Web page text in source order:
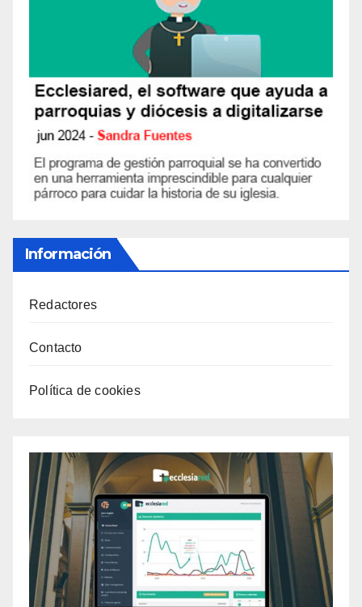
Información
Redactores
Contacto
Política de cookies